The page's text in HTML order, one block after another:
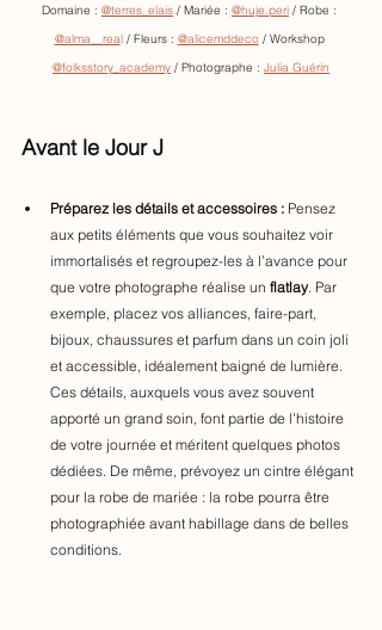
Domaine : @terres_elais / Mariée : @huje.peri / Robe :
@alma__real / Fleurs : @alicemddeco / Workshop
@folksstory_academy / Photographe : Julia Guérin
Avant le Jour J
Préparez les détails et accessoires : Pensez
aux petits éléments que vous souhaitez voir
immortalisés et regroupez-les à l’avance pour
que votre photographe réalise un flatlay. Par
exemple, placez vos alliances, faire-part,
bijoux, chaussures et parfum dans un coin joli
et accessible, idéalement baigné de lumière.
Ces détails, auxquels vous avez souvent
apporté un grand soin, font partie de l’histoire
de votre journée et méritent quelques photos
dédiées. De même, prévoyez un cintre élégant
pour la robe de mariée : la robe pourra être
photographiée avant habillage dans de belles
conditions.